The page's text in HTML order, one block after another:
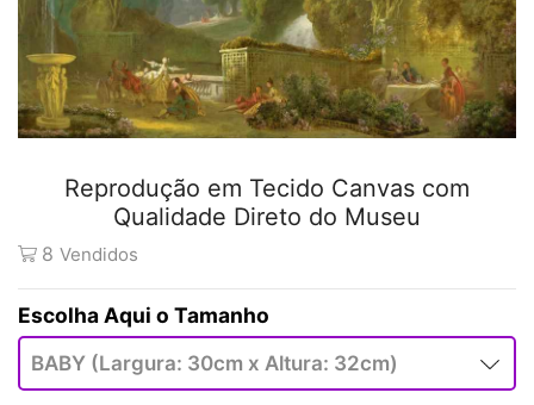
Reprodução em Tecido Canvas com
Qualidade Direto do Museu
8 Vendidos
Tamanho